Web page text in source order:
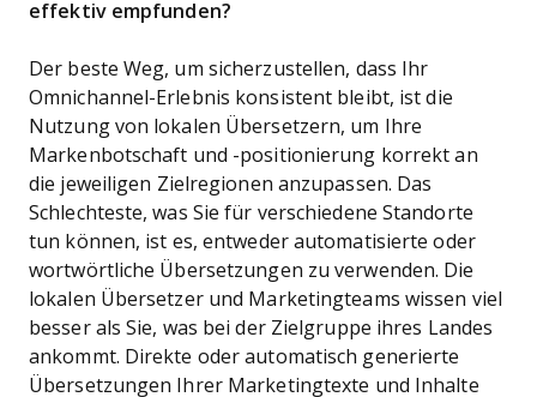
effektiv empfunden?
Der beste Weg, um sicherzustellen, dass Ihr
Omnichannel-Erlebnis konsistent bleibt, ist die
Nutzung von lokalen Übersetzern, um Ihre
Markenbotschaft und -positionierung korrekt an
die jeweiligen Zielregionen anzupassen. Das
Schlechteste, was Sie für verschiedene Standorte
tun können, ist es, entweder automatisierte oder
wortwörtliche Übersetzungen zu verwenden. Die
lokalen Übersetzer und Marketingteams wissen viel
besser als Sie, was bei der Zielgruppe ihres Landes
ankommt. Direkte oder automatisch generierte
Übersetzungen Ihrer Marketingtexte und Inhalte